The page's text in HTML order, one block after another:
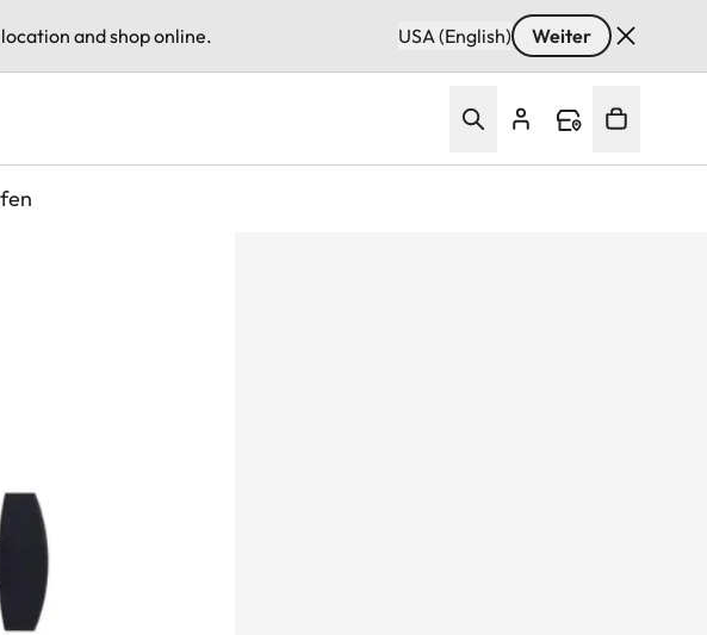
and shop online. USA (English) Weiter